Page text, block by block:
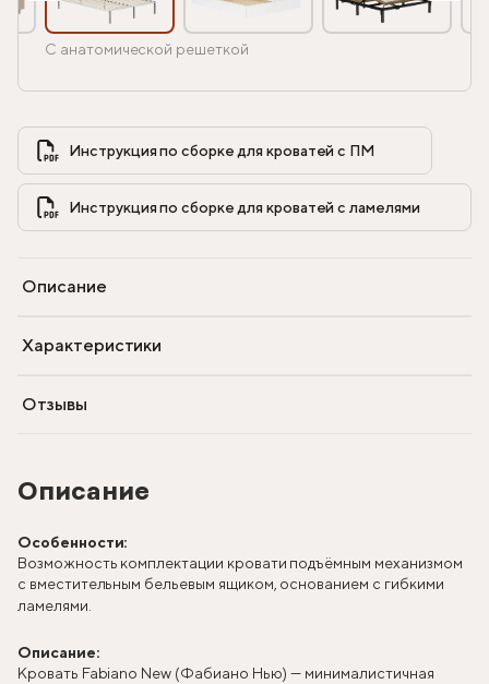
Описание
Особенности:
Возможность комплектации кровати подъёмным механизмом
с вместительным бельевым ящиком, основанием с гибкими
ламелями.
Описание:
Кровать Fabiano New (Фабиано Нью) — минималистичная
С анатомической решеткой
Инструкция по сборке для кроватей с ПМ
Описание
Характеристики
Отзывы